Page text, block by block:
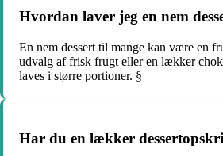
Hvordan laver jeg en nem
En nem dessert til mange kan være en
udvalg af frisk frugt eller en lækker
laves i større portioner. §
Har du en lækker